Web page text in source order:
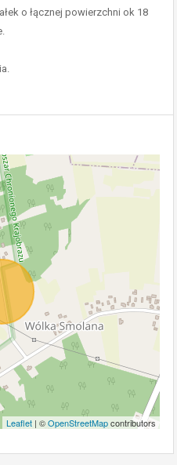
o łącznej powierzchni ok 18
Leaflet | ©OpenStreetMapcontributors